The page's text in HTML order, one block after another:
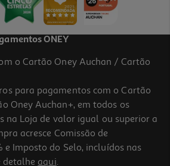
ONEY
o Cartão Oney Auchan / Cartão
para pagamentos com o Cartão
Oney Auchan+, em todos os
na Loja de valor igual ou superior a
acresce Comissão de
e Imposto do Selo, incluídos nas
detalhe aqui.